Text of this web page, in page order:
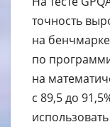
точность
на
по
на
с 89,5 до